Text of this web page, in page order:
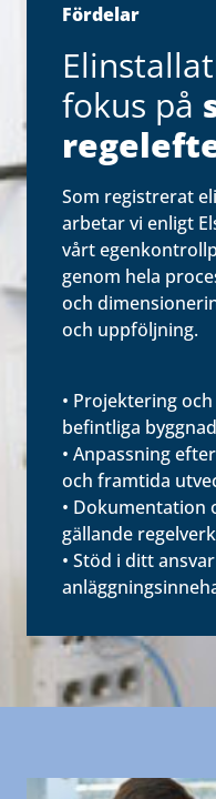
Fördelar
fokus på
Som registrerat
arbetar vi enligt
vårt
genom hela
och
och uppföljning.
• Projektering
befintliga
• Anpassning
och framtida
•
gällande regelverk
• Stöd i ditt